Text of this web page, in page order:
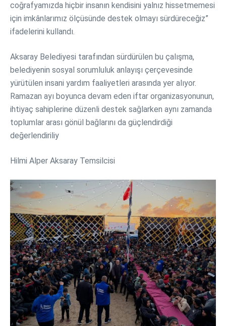
coğrafyamızda hiçbir insanın kendisini yalnız hissetmemesi
için imkânlarımız ölçüsünde destek olmayı sürdüreceğiz”
ifadelerini kullandı.
Aksaray Belediyesi tarafından sürdürülen bu çalışma,
belediyenin sosyal sorumluluk anlayışı çerçevesinde
yürütülen insani yardım faaliyetleri arasında yer alıyor.
Ramazan ayı boyunca devam eden iftar organizasyonunun,
ihtiyaç sahiplerine düzenli destek sağlarken aynı zamanda
toplumlar arası gönül bağlarını da güçlendirdiği
değerlendiriliy
Hilmi Alper Aksaray Temsilcisi